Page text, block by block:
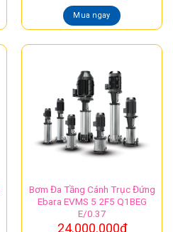
Mua ngay
Bơm Đa Tầng Cánh Trục Đứng
Ebara EVMS 5 2F5 Q1BEG
E/0.37
24.000.000₫